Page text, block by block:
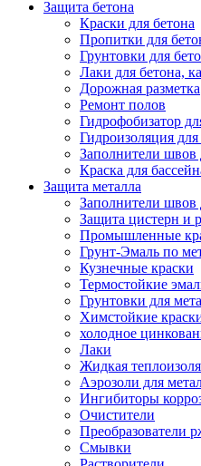
Защита бетона
Краски для бетона
Пропитки для
Грунтовки для
Лаки для бетона,
Дорожная разметка
Ремонт полов
Гидрофобизатор
Гидроизоляция для
Заполнители швов
Краска для
Защита металла
Заполнители швов
Защита цистерн и
Промышленные
Грунт-Эмаль по
Кузнечные краски
Термостойкие
Грунтовки для
Химстойкие
холодное
Лаки
Жидкая
Аэрозоли для
Ингибиторы
Очистители
Преобразователи
Смывки